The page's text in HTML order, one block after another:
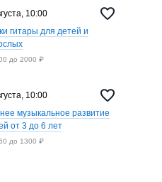
вс16 авг.
Регистрация
10:00
гитары для детей и
до 2000 ₽
10:00
музыкальное развитие
от 3 до 6 лет
до 1300 ₽